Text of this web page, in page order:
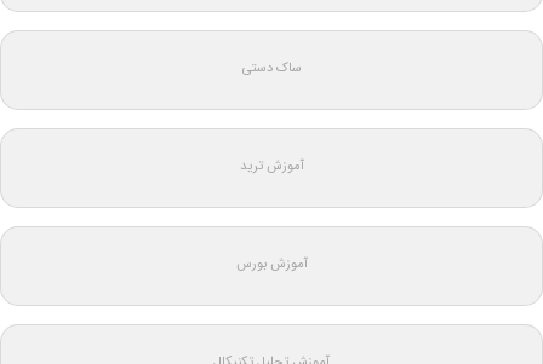
ساک دستی
آموزش ترید
آموزش بورس